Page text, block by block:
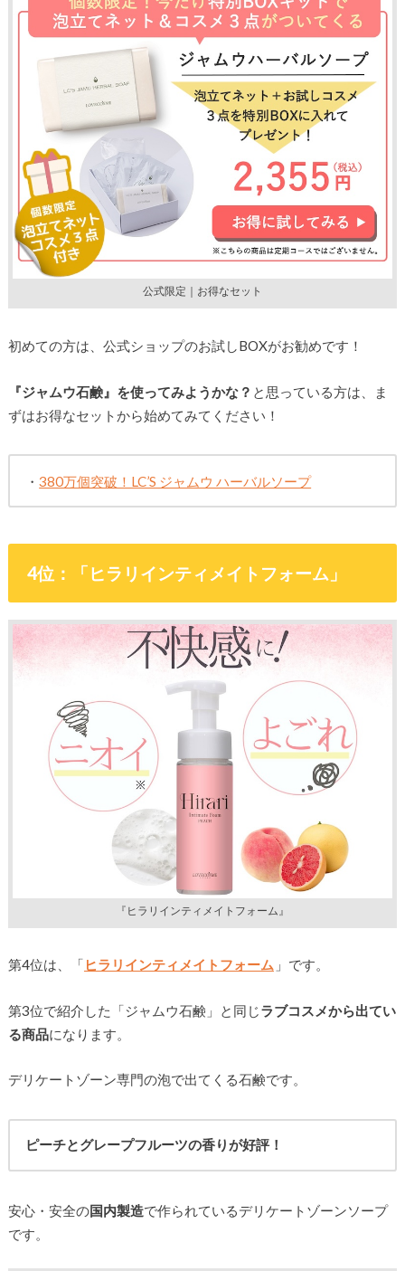
公式限定｜お得なセット
初めての方は、公式ショップのお試しBOXがお勧めです！
『ジャムウ石鹸』を使ってみようかな？ と思っている方は、ま
ずはお得なセットから始めてみてください！
・380万個突破！LC’S ジャムウ ハーバルソープ
4位：「ヒラリインティメイトフォーム」
『ヒラリインティメイトフォーム』
第4位は、「 ヒラリインティメイトフォーム 」です。
第3位で紹介した「ジャムウ石鹸」と同じラブコスメから出てい
る商品になります。
デリケートゾーン専門の泡で出てくる石鹸です。
ピーチとグレープフルーツの香りが好評！
安心・安全の国内製造で作られているデリケートゾーンソープ
です。